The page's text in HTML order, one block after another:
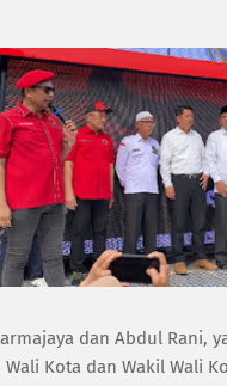
dan Abdul Rani,
Kota dan Wakil Wali